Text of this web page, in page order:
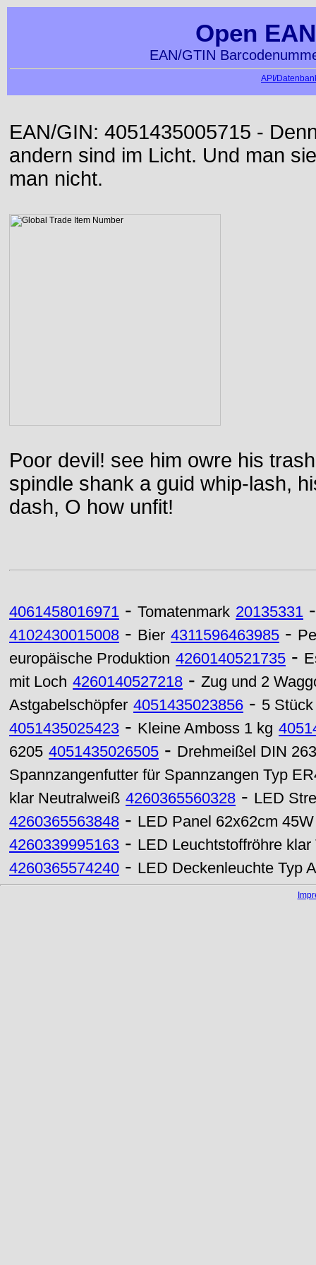
Open
EAN/GTIN
API/
EAN/GIN: 4051435005715 -
andern sind im Licht. Und man
man nicht.
Poor devil! see him owre his
spindle shank a guid whip-lash,
dash, O how unfit!
4061458016971 - Tomatenmark 20135331
4102430015008 - Bier 4311596463985 -
europäische Produktion 4260140521735 -
mit Loch 4260140527218 - Zug und 2
Astgabelschöpfer 4051435023856 - 5
4051435025423 - Kleine Amboss 1 kg
6205 4051435026505 - Drehmeißel DIN
Spannzangenfutter für Spannzangen Typ
klar Neutralweiß 4260365560328 - LED
4260365563848 - LED Panel 62x62cm
4260339995163 - LED Leuchtstoffröhre
4260365574240 - LED Deckenleuchte Typ